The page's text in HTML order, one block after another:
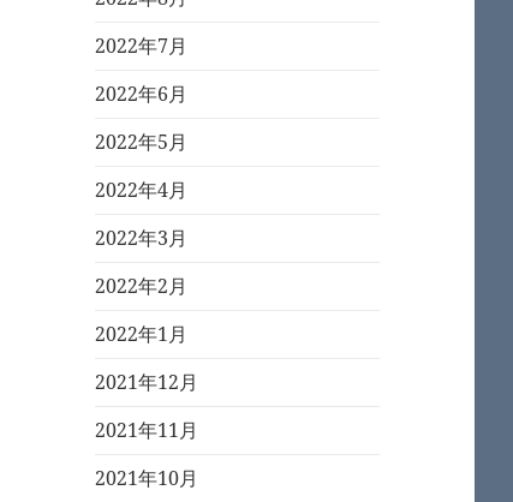
2022年7月
2022年6月
2022年5月
2022年4月
2022年3月
2022年2月
2022年1月
2021年12月
2021年11月
2021年10月